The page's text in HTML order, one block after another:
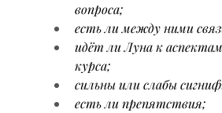
вопроса;
есть ли между ними
идёт ли Луна к
курса;
сильны или слабы
есть ли препятствия;